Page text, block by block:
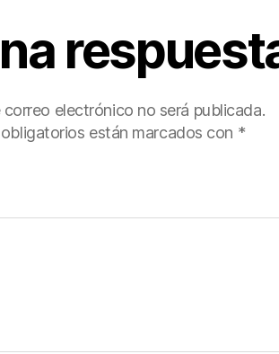
electrónico no será publicada.
están marcados con *